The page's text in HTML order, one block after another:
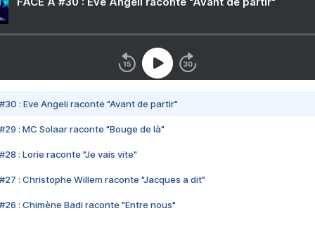
#30 : Eve Angeli raconte "Avant de partir"
#29 : MC Solaar raconte "Bouge de là"
#28 : Lorie raconte "Je vais vite"
#27 : Christophe Willem raconte "Jacques a dit"
#26 : Chimène Badi raconte "Entre nous"